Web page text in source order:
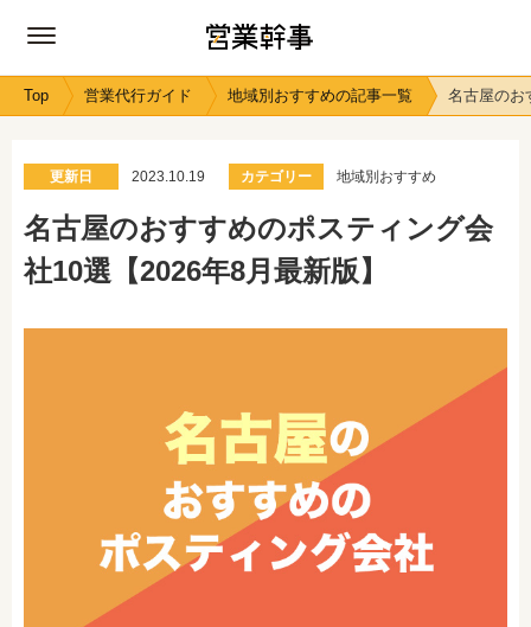
Top 営業代行ガイド 地域別おすすめの記事一覧 名古屋のお
更新日 2023.10.19 カテゴリー 地域別おすすめ
名古屋のおすすめのポスティング会
社10選【2026年8月最新版】